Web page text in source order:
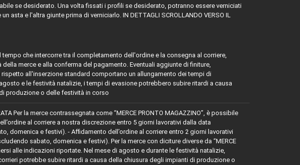
se desiderato. Una volta fissati i profili se desiderato, potranno essere verniciati
e l'altra giunte prima di verniciarlo. IN DETTAGLI SCROLLANDO VERSO IL
tempo che intercorre tra il completamento dell'ordine e la consegna al corriere,
merce e alla conferma del pagamento. Eventuali aggiunte di finiture,
all'inserzione standard comportano un allungamento dei tempi di
e le festività natalizie, i tempi di evasione potrebbero subire ritardi a causa
produzione o delle festività in corso
Per la merce contrassegnata come “MERCE PRONTO MAGAZZINO”, è possibile
al corriere a nostra discrezione entro 5 giorni lavorativi dalla data
domenica e festivi). - Affidamento dell’ordine al corriere entro 2 giorni lavorativi
sabato, domenica e festivi). Per la merce con diciture diverse da “MERCE
alle indicazioni riportate. Nel mese di agosto e durante le festività natalizie,
potrebbe subire ritardi a causa della chiusura degli impianti di produzione o